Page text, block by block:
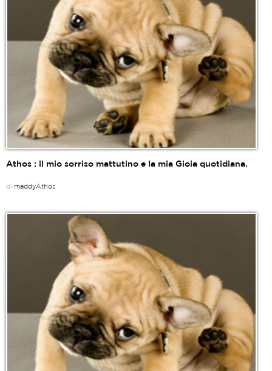
Athos : il mio sorriso mattutino e la mia Gioia quotidiana.
di maddyAthos